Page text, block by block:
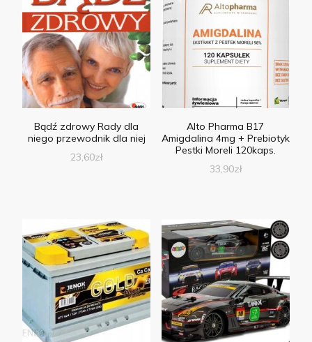
Bądź zdrowy Rady dla
niego przewodnik dla niej
23,60zł
Alto Pharma B17
Amigdalina 4mg + Prebiotyk
Pestki Moreli 120kaps.
33,90zł